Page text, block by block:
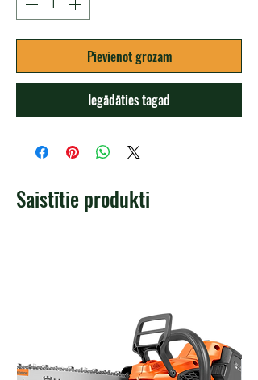
Pievienot grozam
Iegādāties tagad
Saistītie produkti